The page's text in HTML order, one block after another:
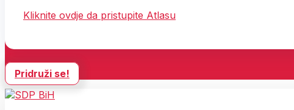
Kliknite ovdje da pristupite Atlasu
Pridruži se!